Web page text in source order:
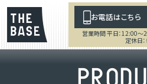
お電話はこちら
営業時間 平日：12:00
定休日